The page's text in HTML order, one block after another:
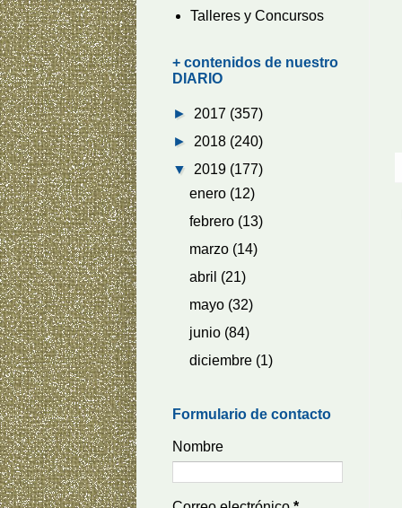
Talleres y Concursos
+ contenidos de nuestro
DIARIO
► 2017 (357)
► 2018 (240)
▼ 2019 (177)
enero (12)
febrero (13)
marzo (14)
abril (21)
mayo (32)
junio (84)
diciembre (1)
Formulario de contacto
Nombre